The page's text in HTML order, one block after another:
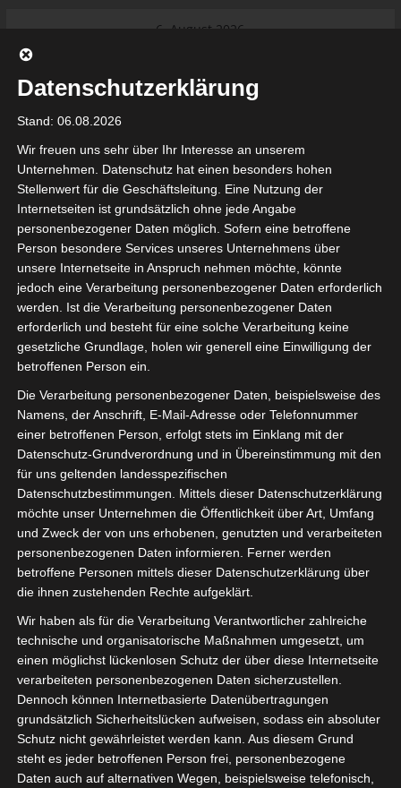
6. August 2026
lehnt Eilverfahren ab – AS Soliman
steuert auf die Ligue 2 zu
2026 (Update)
El Gawafel Sportives de Gafsa
(EGSG) kündigt Rückzug aus der
Meisterschaft an
Ligue 1 Pro: Spielplan der ersten 15
Spieltage der Saison 2026/2027
Ligue 2 Pro Tunesien 2026/2027 –
Saison beginnt am am 19./20.
September 2026
tunesienfussball.de
Tunesien Ligafußball
Sie befinden sich hier:Startseite
(JS) – Avenir Sportif de Kasserine (ASK)
17 Jan. 2026-14:00
Meisterschaft Tunesien 2025/2026 - Ligue 2
- Ligue 2 - Gruppe B| Spieltag 14
Halbzeit: 0-1
Jendouba Sports
(JS) 1
Datenschutzerklärung
Stand: 06.08.2026
Wir freuen uns sehr über Ihr Interesse an unserem
Unternehmen. Datenschutz hat einen besonders hohen
Stellenwert für die Geschäftsleitung. Eine Nutzung der
Internetseiten ist grundsätzlich ohne jede Angabe
personenbezogener Daten möglich. Sofern eine betroffene
Person besondere Services unseres Unternehmens über
unsere Internetseite in Anspruch nehmen möchte, könnte
jedoch eine Verarbeitung personenbezogener Daten erforderlich
werden. Ist die Verarbeitung personenbezogener Daten
erforderlich und besteht für eine solche Verarbeitung keine
gesetzliche Grundlage, holen wir generell eine Einwilligung der
betroffenen Person ein.
Die Verarbeitung personenbezogener Daten, beispielsweise des
Namens, der Anschrift, E-Mail-Adresse oder Telefonnummer
einer betroffenen Person, erfolgt stets im Einklang mit der
Datenschutz-Grundverordnung und in Übereinstimmung mit den
für uns geltenden landesspezifischen
Datenschutzbestimmungen. Mittels dieser Datenschutzerklärung
möchte unser Unternehmen die Öffentlichkeit über Art, Umfang
und Zweck der von uns erhobenen, genutzten und verarbeiteten
personenbezogenen Daten informieren. Ferner werden
betroffene Personen mittels dieser Datenschutzerklärung über
die ihnen zustehenden Rechte aufgeklärt.
Wir haben als für die Verarbeitung Verantwortlicher zahlreiche
technische und organisatorische Maßnahmen umgesetzt, um
einen möglichst lückenlosen Schutz der über diese Internetseite
verarbeiteten personenbezogenen Daten sicherzustellen.
Dennoch können Internetbasierte Datenübertragungen
grundsätzlich Sicherheitslücken aufweisen, sodass ein absoluter
Schutz nicht gewährleistet werden kann. Aus diesem Grund
steht es jeder betroffenen Person frei, personenbezogene
Daten auch auf alternativen Wegen, beispielsweise telefonisch,